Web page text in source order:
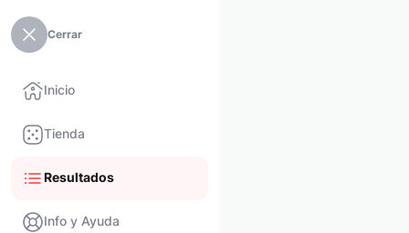
Cerrar
Inicio
Tienda
Resultados
Info y Ayuda